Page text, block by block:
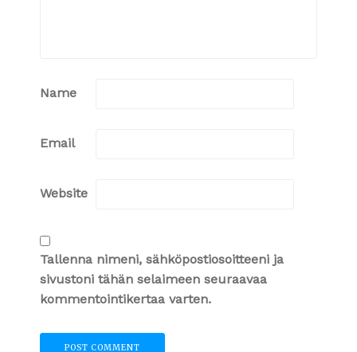
Name
Email
Website
Tallenna nimeni, sähköpostiosoitteeni ja
sivustoni tähän selaimeen seuraavaa
kommentointikertaa varten.